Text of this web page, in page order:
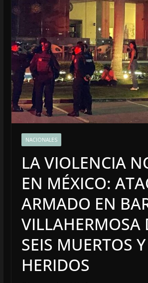
NACIONALES
LA VIOLENCIA
EN MÉXICO:
ARMADO EN
VILLAHERMOSA
SEIS MUERTOS
HERIDOS